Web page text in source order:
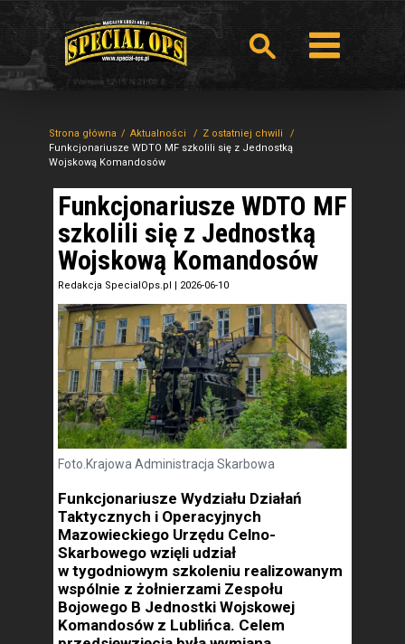
Strona główna Aktualności
Z ostatniej chwili
Funkcjonariusze WDTO MF szkolili się z Jednostką
Wojskową Komandosów
Funkcjonariusze WDTO MF
szkolili się z Jednostką
Wojskową Komandosów
Redakcja SpecialOps.pl | 2026-06-10
Foto.Krajowa Administracja Skarbowa
Funkcjonariusze Wydziału Działań
Taktycznych i Operacyjnych
Mazowieckiego Urzędu Celno-
Skarbowego wzięli udział
w tygodniowym szkoleniu realizowanym
wspólnie z żołnierzami Zespołu
Bojowego B Jednostki Wojskowej
Komandosów z Lublińca. Celem